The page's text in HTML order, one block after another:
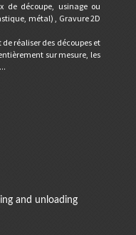
de découpe, usinage ou
métal) , Gravure 2D
réaliser des découpes et
sur mesure, les
and unloading